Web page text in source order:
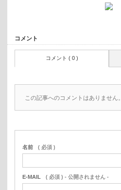
コメント
コメント ( 0 )
この記事へのコメントはありません。
名前 ( 必須 )
E-MAIL ( 必須 ) - 公開されません -